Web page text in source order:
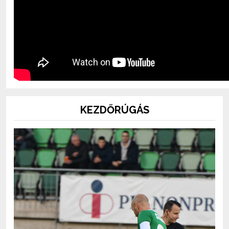
KEZDŐRÚGÁS